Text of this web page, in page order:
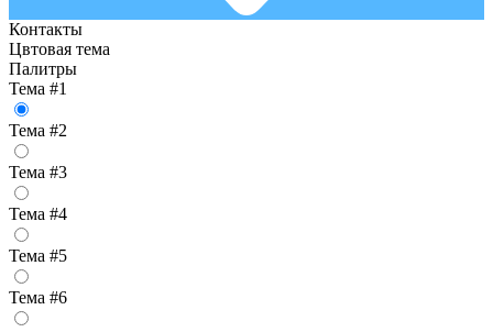
Контакты
Цвтовая тема
Палитры
Тема #1
Тема #2
Тема #3
Тема #4
Тема #5
Тема #6